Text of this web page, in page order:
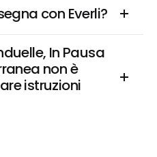
con Everli?
In Pausa
non è
istruzioni